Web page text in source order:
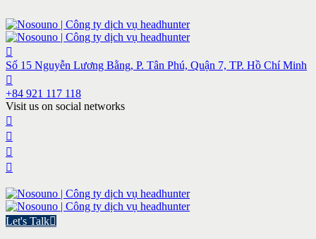
Số 15 Nguyễn Lương Bằng, P. Tân Phú, Quận 7, TP. Hồ Chí Minh
+84 921 117 118
Visit us on social networks
Let's Talk